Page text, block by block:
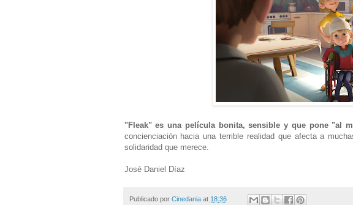
"Fleak" es una película bonita, sensible y que pone "al
concienciación hacia una terrible realidad que afecta a
solidaridad que merece.
José Daniel Díaz
Publicado por Cinedania at 18:36